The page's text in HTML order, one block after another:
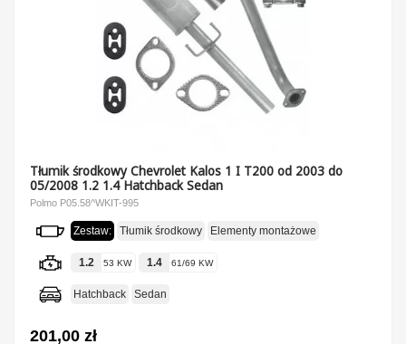
Tłumik środkowy Chevrolet Kalos 1 I T200 od 2003 do
05/2008 1.2 1.4 Hatchback Sedan
Polmo P05.58^WKIT-995
Zestaw: Tłumik środkowy Elementy montażowe
1.2 53 KW 1.4 61/69 KW
Hatchback Sedan
201,00 zł